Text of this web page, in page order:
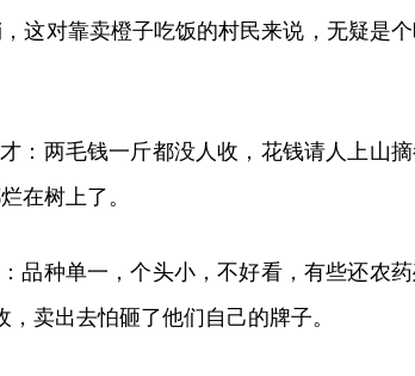
这对靠卖橙子吃饭的村民来说，无疑是
：两毛钱一斤都没人收，花钱请人上山
在树上了。
品种单一，个头小，不好看，有些还农
卖出去怕砸了他们自己的牌子。